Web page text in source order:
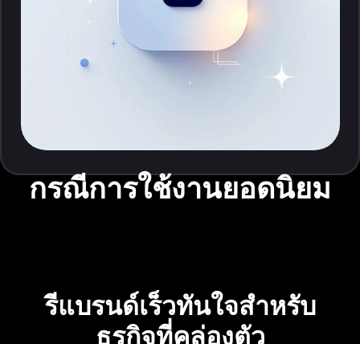
กรณีการใช้งานยอดนิยม
รีแบรนด์เร็วทันใจสำหรับ
ธุรกิจที่คล่องตัว